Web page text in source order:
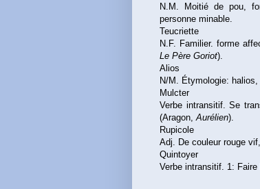
N.M. Moitié de pou,
personne minable.
Teucriette
N.F. Familier. forme
Le Père Goriot).
Alios
N/M. Étymologie:
Mulcter
Verbe intransitif. Se
(Aragon, Aurélien).
Rupicole
Adj. De couleur rouge
Quintoyer
Verbe intransitif. 1: